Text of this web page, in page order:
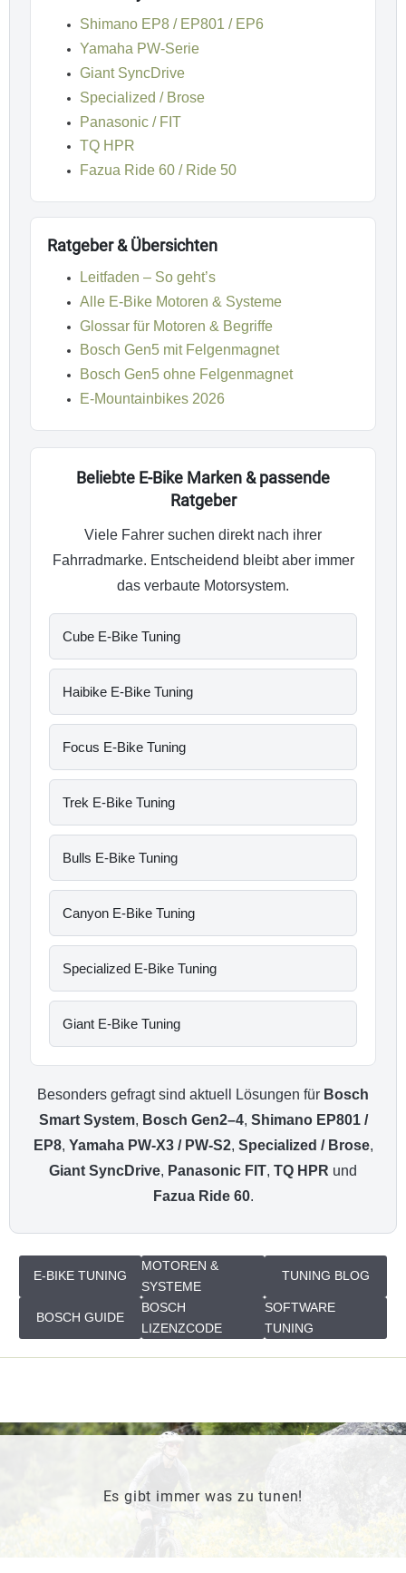
Shimano EP8 / EP801 / EP6
Yamaha PW-Serie
Giant SyncDrive
Specialized / Brose
Panasonic / FIT
TQ HPR
Fazua Ride 60 / Ride 50
Ratgeber & Übersichten
Leitfaden – So geht’s
Alle E-Bike Motoren & Systeme
Glossar für Motoren & Begriffe
Bosch Gen5 mit Felgenmagnet
Bosch Gen5 ohne Felgenmagnet
E-Mountainbikes 2026
Beliebte E-Bike Marken & passende
Ratgeber
Viele Fahrer suchen direkt nach ihrer
Fahrradmarke. Entscheidend bleibt aber immer
das verbaute Motorsystem.
Cube E-Bike Tuning
Haibike E-Bike Tuning
Focus E-Bike Tuning
Trek E-Bike Tuning
Bulls E-Bike Tuning
Canyon E-Bike Tuning
Specialized E-Bike Tuning
Giant E-Bike Tuning
Besonders gefragt sind aktuell Lösungen für Bosch
Smart System, Bosch Gen2–4, Shimano EP801 /
EP8, Yamaha PW-X3 / PW-S2, Specialized / Brose,
Giant SyncDrive, Panasonic FIT, TQ HPR und
Fazua Ride 60.
E-BIKE TUNING
MOTOREN &
SYSTEME
TUNING BLOG
BOSCH GUIDE
BOSCH
LIZENZCODE
SOFTWARE
TUNING
Es gibt immer was zu tunen!